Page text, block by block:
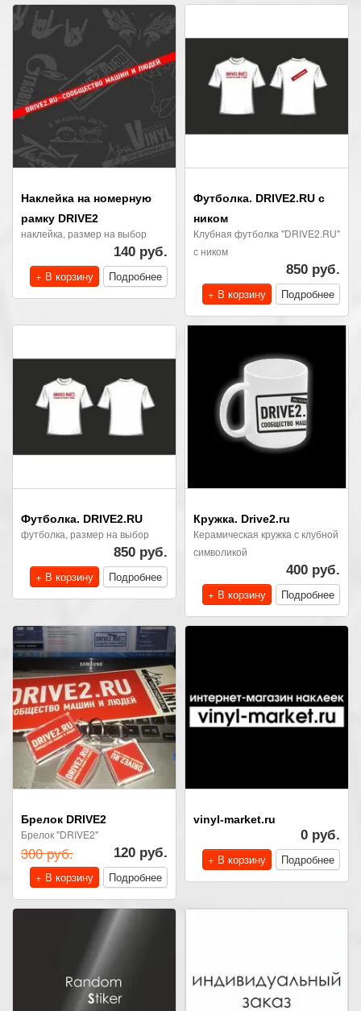
Наклейка на номерную
рамку DRIVE2
наклейка, размер на выбор
140 руб.
+ В корзину
Подробнее
Футболка. DRIVE2.RU с
ником
Клубная футболка "DRIVE2.RU"
с ником
850 руб.
+ В корзину
Подробнее
Футболка. DRIVE2.RU
футболка, размер на выбор
850 руб.
+ В корзину
Подробнее
Кружка. Drive2.ru
Керамическая кружка с клубной
символикой
400 руб.
+ В корзину
Подробнее
Брелок DRIVE2
Брелок "DRIVE2"
300 руб.
120 руб.
+ В корзину
Подробнее
vinyl-market.ru
0 руб.
+ В корзину
Подробнее